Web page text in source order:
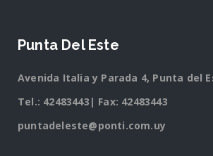
Punta Del Este
Avenida Italia y Parada 4, Punta del
Tel.: 42483443 | Fax: 42483443
puntadeleste@ponti.com.uy